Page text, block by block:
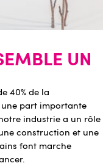
UN
40% de la
part importante
industrie a un rôle
construction et une
font marche